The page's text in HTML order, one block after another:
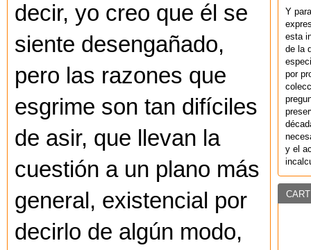
decir, yo creo que él se
siente desengañado,
pero las razones que
esgrime son tan difíciles
de asir, que llevan la
cuestión a un plano más
general, existencial por
decirlo de algún modo,
Y
esta
de la
por
y el